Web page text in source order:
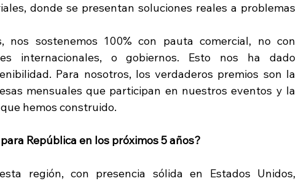
donde se presentan soluciones reales a problemas
nos sostenemos 100% con pauta comercial, no con
internacionales, o gobiernos. Esto nos ha dado
Para nosotros, los verdaderos premios son la
mensuales que participan en nuestros eventos y la
hemos construido.
República en los próximos 5 años?
región, con presencia sólida en Estados Unidos,